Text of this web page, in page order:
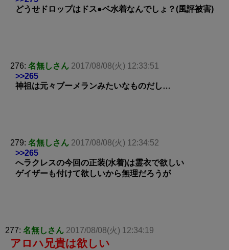
どうせドロップはドス●ベ水着なんでしょ？(風評被害)
276: 名無しさん 2017/08/08(火) 12:33:51
>>265
神祖は元々ブーメランみたいなものだし…
279: 名無しさん 2017/08/08(火) 12:34:52
>>265
へラクレスの今回の正装(水着)は霊衣で欲しい
ゲイザーも付けて欲しいから無理だろうが
277: 名無しさん 2017/08/08(火) 12:34:19
アロハ兄貴は欲しい